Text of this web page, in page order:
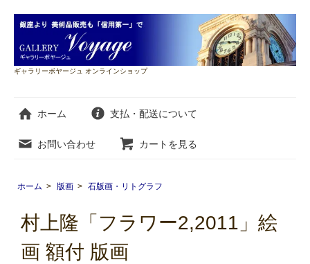
ギャラリーボヤージュ オンラインショップ
ホーム 支払・配送について
お問い合わせ カートを見る
ホーム > 版画 > 石版画・リトグラフ
村上隆「フラワー2,2011」絵
画 額付 版画